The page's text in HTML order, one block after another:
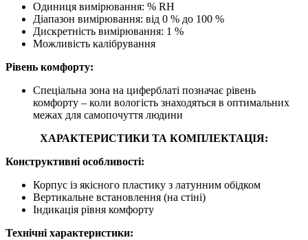
Одиниця вимірювання: % RH
Діапазон вимірювання: від 0 % до 100 %
Дискретність вимірювання: 1 %
Можливість калібрування
Рівень комфорту:
Спеціальна зона на циферблаті позначає рівень
комфорту – коли вологість знаходяться в оптимальних
межах для самопочуття людини
ХАРАКТЕРИСТИКИ ТА КОМПЛЕКТАЦІЯ:
Конструктивні особливості:
Корпус із якісного пластику з латунним обідком
Вертикальне встановлення (на стіні)
Індикація рівня комфорту
Технічні характеристики: